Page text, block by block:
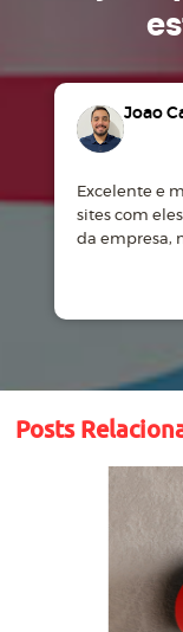
Joao
Excelente e
sites com
da empresa,
Posts